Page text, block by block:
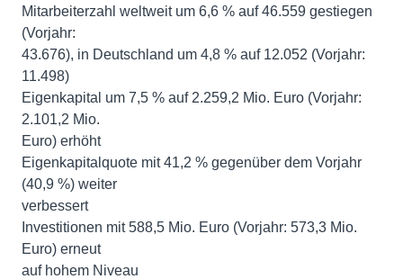
Mitarbeiterzahl weltweit um 6,6 % auf 46.559 gestiegen
(Vorjahr:
43.676), in Deutschland um 4,8 % auf 12.052 (Vorjahr:
11.498)
Eigenkapital um 7,5 % auf 2.259,2 Mio. Euro (Vorjahr:
2.101,2 Mio.
Euro) erhöht
Eigenkapitalquote mit 41,2 % gegenüber dem Vorjahr
(40,9 %) weiter
verbessert
Investitionen mit 588,5 Mio. Euro (Vorjahr: 573,3 Mio.
Euro) erneut
auf hohem Niveau